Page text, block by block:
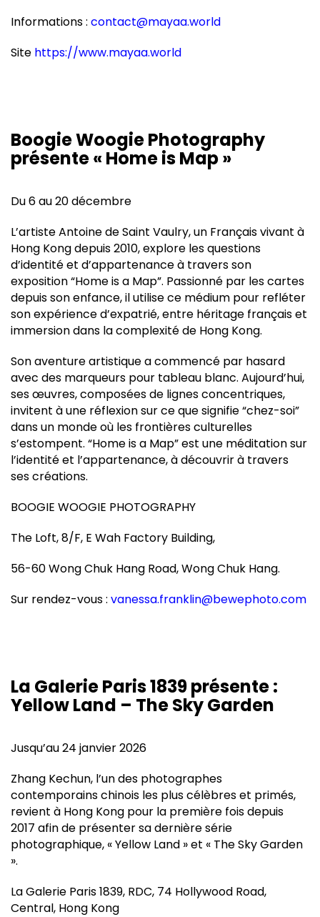
Informations : contact@mayaa.world
Site https://www.mayaa.world
Boogie Woogie Photography
présente « Home is Map »
Du 6 au 20 décembre
L’artiste Antoine de Saint Vaulry, un Français vivant à
Hong Kong depuis 2010, explore les questions
d’identité et d’appartenance à travers son
exposition “Home is a Map”. Passionné par les cartes
depuis son enfance, il utilise ce médium pour refléter
son expérience d’expatrié, entre héritage français et
immersion dans la complexité de Hong Kong.
Son aventure artistique a commencé par hasard
avec des marqueurs pour tableau blanc. Aujourd’hui,
ses œuvres, composées de lignes concentriques,
invitent à une réflexion sur ce que signifie “chez-soi”
dans un monde où les frontières culturelles
s’estompent. “Home is a Map” est une méditation sur
l’identité et l’appartenance, à découvrir à travers
ses créations.
BOOGIE WOOGIE PHOTOGRAPHY
The Loft, 8/F, E Wah Factory Building,
56-60 Wong Chuk Hang Road, Wong Chuk Hang.
Sur rendez-vous : vanessa.franklin@bewephoto.com
La Galerie Paris 1839 présente :
Yellow Land – The Sky Garden
Jusqu’au 24 janvier 2026
Zhang Kechun, l’un des photographes
contemporains chinois les plus célèbres et primés,
revient à Hong Kong pour la première fois depuis
2017 afin de présenter sa dernière série
photographique, « Yellow Land » et « The Sky Garden
».
La Galerie Paris 1839, RDC, 74 Hollywood Road,
Central, Hong Kong